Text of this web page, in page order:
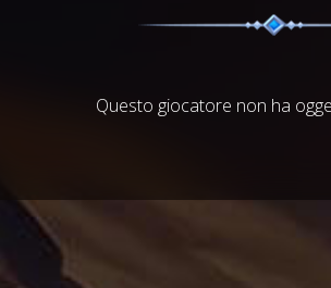
Questo giocatore non ha